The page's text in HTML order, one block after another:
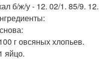
б/ж/у - 12. 02/1. 85/9. 12.
г овсяных хлопьев.
яйцо.